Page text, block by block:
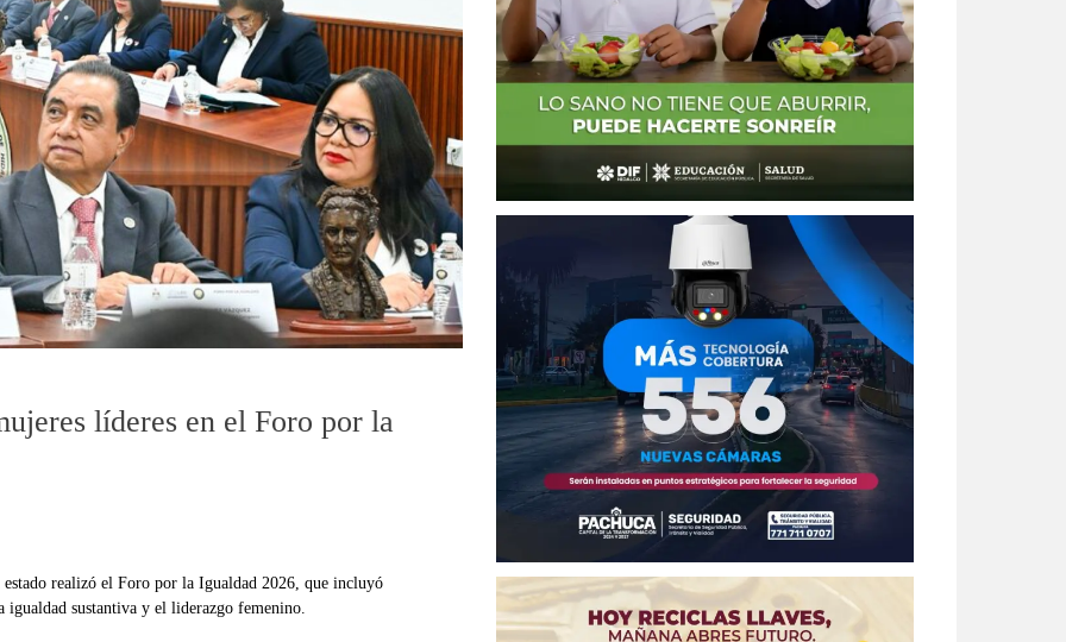
líderes en el Foro por la
realizó el Foro por la Igualdad 2026, que incluyó
sustantiva y el liderazgo femenino.